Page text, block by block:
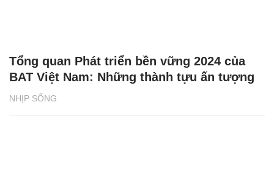
NHỊP SỐNG
Tổng quan Phát triển bền vững 2024 của
BAT Việt Nam: Những thành tựu ấn tượng